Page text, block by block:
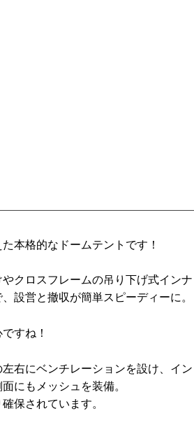
本格的なドームテントです！
クロスフレームの吊り下げ式インナ
設営と撤収が簡単スピーディーに。
すね！
右にベンチレーションを設け、イン
にもメッシュを装備。
保されています。